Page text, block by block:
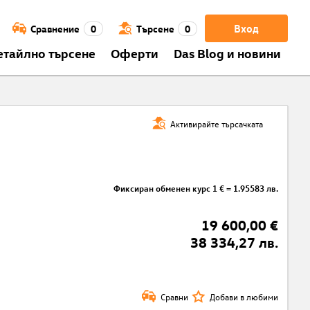
Вход
Сравнение 0 Търсене 0
търсене Оферти Das Blog и новини
Активирайте търсачката
Фиксиран обменен курс 1 € = 1.95583 лв.
19 600,00 €
38 334,27 лв.
Сравни Добави в любими